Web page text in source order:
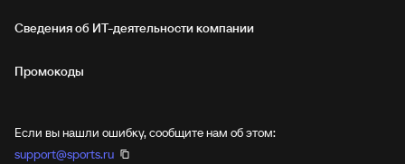
Сведения об ИТ‑деятельности компании
Промокоды
Если вы нашли ошибку, сообщите нам об этом:
support@sports.ru